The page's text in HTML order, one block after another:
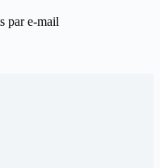
par e-mail